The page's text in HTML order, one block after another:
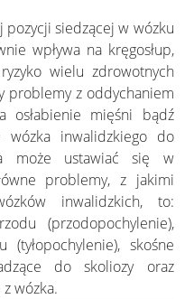
siedzącej w wózku
wpływa na kręgosłup,
wielu zdrowotnych
problemy z oddychaniem
osłabienie mięśni bądź
wózka inwalidzkiego do
może ustawiać się w
problemy, z jakimi
inwalidzkich, to:
(przodopochylenie),
skośne
do skoliozy oraz
wózka.